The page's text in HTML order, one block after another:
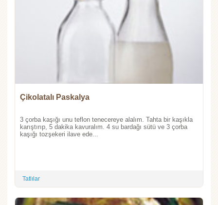
Çikolatalı Paskalya
3 çorba kaşığı unu teflon tenecereye alalım. Tahta bir kaşıkla
karıştırıp, 5 dakika kavuralım. 4 su bardağı sütü ve 3 çorba
kaşığı tozşekeri ilave ede...
Tatlılar